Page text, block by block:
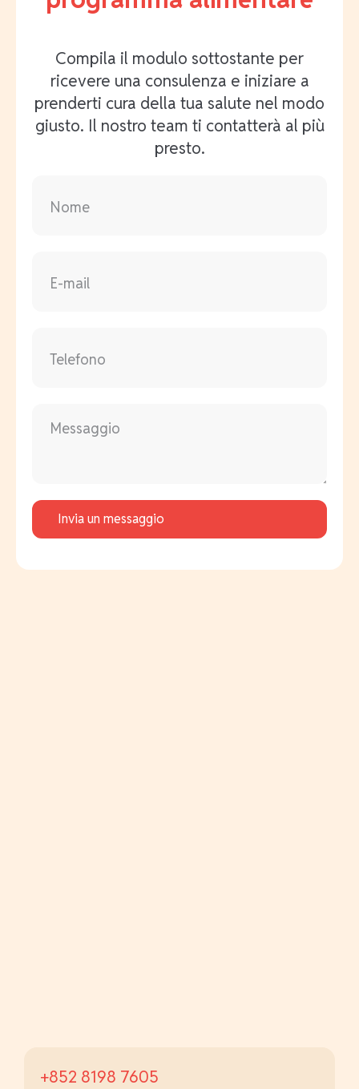
Compila il modulo sottostante per
ricevere una consulenza e iniziare a
prenderti cura della tua salute nel modo
giusto. Il nostro team ti contatterà al più
presto.
Invia un messaggio
+852 8198 7605